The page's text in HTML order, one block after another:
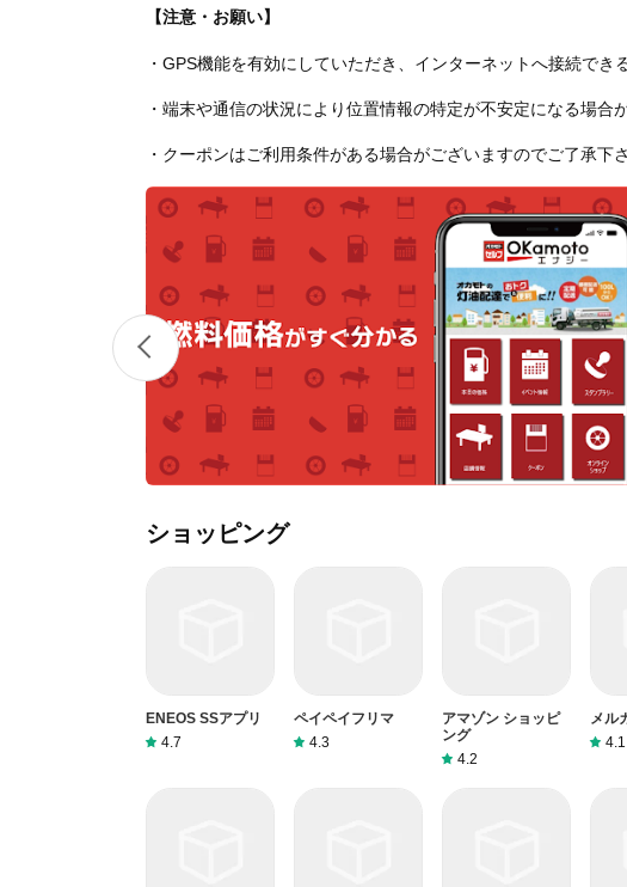
【注意・お願い】
・GPS機能を有効にしていただき、インターネットへ接続でき
・端末や通信の状況により位置情報の特定が不安定になる場合
・クーポンはご利用条件がある場合がございますのでご了承下さ
ショッピング
ENEOS SSアプリ
4.7
ペイペイフリマ
4.3
アマゾン ショッピ
ング
4.2
メル
4.1